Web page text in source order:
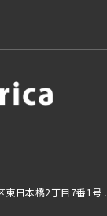
東日本橋2丁目7番1号